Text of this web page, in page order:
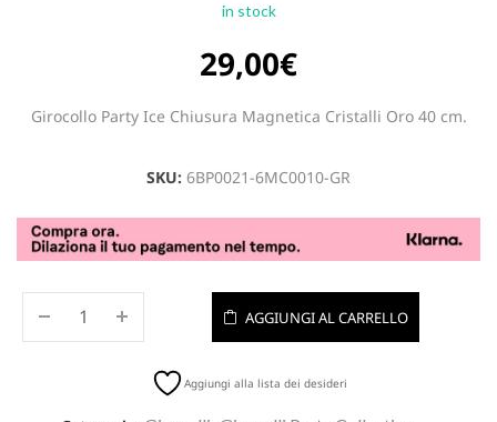
in stock
29,00€
Girocollo Party Ice Chiusura Magnetica Cristalli Oro 40 cm.
SKU: 6BP0021-6MC0010-GR
AGGIUNGI AL CARRELLO
Aggiungi alla lista dei desideri